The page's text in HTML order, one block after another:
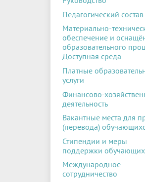
Педагогический состав
Материально-
обеспечение и
образовательного
Доступная среда
Платные
услуги
Финансово-
деятельность
Вакантные места для
(перевода)
Стипендии и меры
поддержки
Международное
сотрудничество